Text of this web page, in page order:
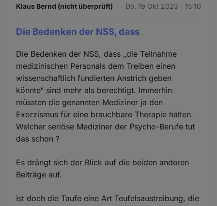
Klaus Bernd (nicht überprüft) Do. 19 Okt 2023 - 15:10
Die Bedenken der NSS, dass
Die Bedenken der NSS, dass „die Teilnahme
medizinischen Personals dem Treiben einen
wissenschaftlich fundierten Anstrich geben
könnte“ sind mehr als berechtigt. Immerhin
müssten die genannten Mediziner ja den
Exorzismus für eine brauchbare Therapie halten.
Welcher seriöse Mediziner der Psycho-Berufe tut
das schon ?
Es drängt sich der Blick auf die beiden anderen
Beiträge auf.
Ist doch die Taufe eine Art Teufelsaustreibung, die